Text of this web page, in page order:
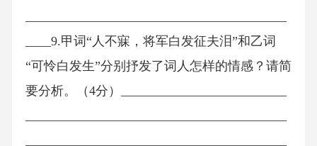
____9.甲词“人不寐，将军白发征夫泪”和乙词
“可怜白发生”分别抒发了词人怎样的情感？请简
要分析。（4分）__________________________